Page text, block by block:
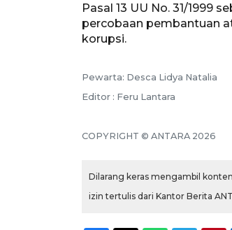
Pasal 13 UU No. 31/1999
percobaan pembantuan
korupsi.
Pewarta: Desca Lidya Natalia
Editor : Feru Lantara
COPYRIGHT © ANTARA 2026
Dilarang keras mengambil
izin tertulis dari Kantor Berita